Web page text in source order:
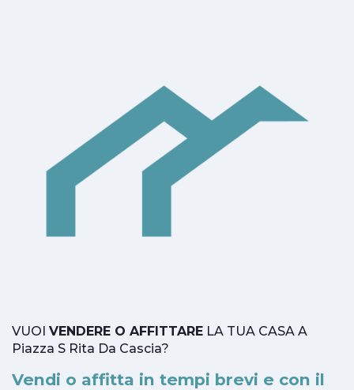
VUOI VENDERE O AFFITTARE LA TUA CASA A
Piazza S Rita Da Cascia?
Vendi o affitta in tempi brevi e con il